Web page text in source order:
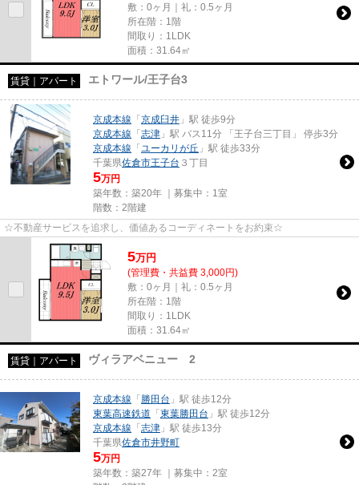
敷：0ヶ月｜礼：0.5ヶ月
所在階：1階
間取り：1LDK
面積：31.64㎡
賃貸｜アパート エトワール/王子台3
京成本線 「 京成臼井 」駅 徒歩9分
京成本線 「 志津 」駅 バス11分 「王子台三丁目」 停歩3分
京成本線 「 ユーカリが丘 」駅 徒歩33分
千葉県佐倉市王子台 ３丁目
5万円
築年数：築20年 ｜募集中： 1室
階数：2階建
☆不動産サービスを追求し、価値あるコーディネートをお約束☆
5万円
(管理費・共益費 3,000円)
敷：0ヶ月｜礼：0.5ヶ月
所在階：1階
間取り：1LDK
面積：31.64㎡
賃貸｜アパート ヴィラアベニュー 2
京成本線 「 勝田台 」駅 徒歩12分
東葉高速鉄道 「 東葉勝田台 」駅 徒歩12分
京成本線 「 志津 」駅 徒歩13分
千葉県佐倉市井野町
5万円
築年数：築27年 ｜募集中： 2室